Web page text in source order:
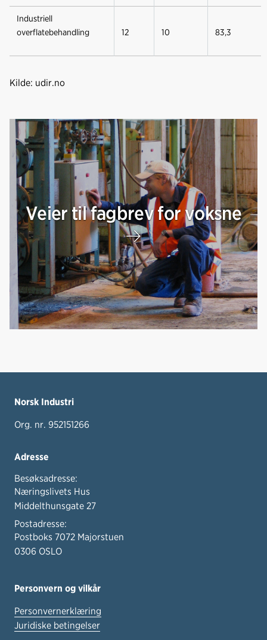
Industriell
overflatebehandling
12 10 83,3
Kilde: udir.no
Veier til fagbrev for voksne
Norsk Industri
Org. nr. 952151266
Adresse
Besøksadresse:
Næringslivets Hus
Middelthunsgate 27
Postadresse:
Postboks 7072 Majorstuen
0306 OSLO
Personvern og vilkår
Personvernerklæring
Juridiske betingelser